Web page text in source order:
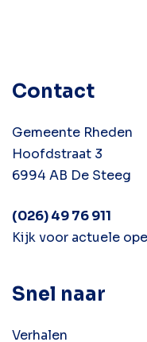
Contact
Gemeente Rheden
Hoofdstraat 3
6994 AB De Steeg
(026) 49 76 911
Kijk voor actuele
Snel naar
Verhalen